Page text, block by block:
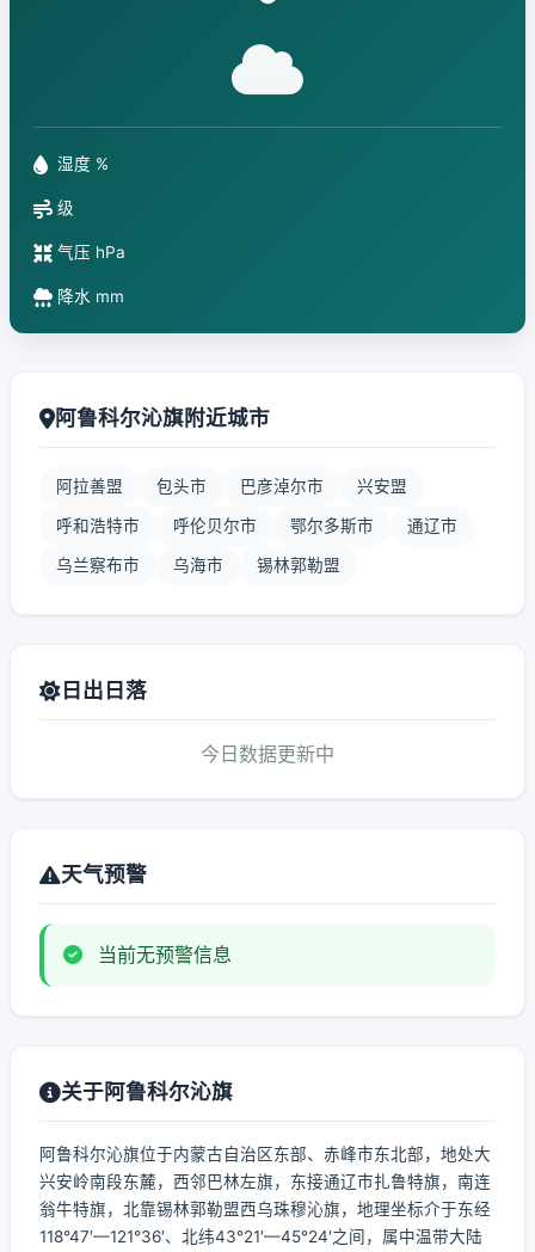
湿度 %
级
气压 hPa
降水 mm
阿鲁科尔沁旗附近城市
阿拉善盟 包头市 巴彦淖尔市 兴安盟
呼和浩特市 呼伦贝尔市 鄂尔多斯市 通辽市
乌兰察布市 乌海市 锡林郭勒盟
日出日落
今日数据更新中
天气预警
当前无预警信息
关于阿鲁科尔沁旗
阿鲁科尔沁旗位于内蒙古自治区东部、赤峰市东北部，地处大
兴安岭南段东麓，西邻巴林左旗，东接通辽市扎鲁特旗，南连
翁牛特旗，北靠锡林郭勒盟西乌珠穆沁旗，地理坐标介于东经
118°47′—121°36′、北纬43°21′—45°24′之间，属中温带大陆